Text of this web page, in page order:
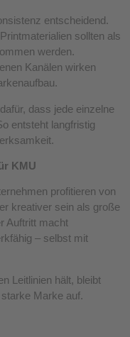
entscheidend.
sollten als
werden.
Kanälen wirken
dass jede einzelne
entsteht langfristig
KMU
profitieren von
kreativer sein als große
Auftritt macht
– selbst mit
Leitlinien hält, bleibt
Marke auf.